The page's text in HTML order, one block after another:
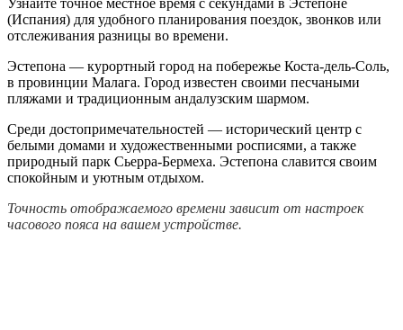
Узнайте точное местное время с секундами в Эстепоне
(Испания) для удобного планирования поездок, звонков или
отслеживания разницы во времени.
Эстепона — курортный город на побережье Коста-дель-Соль,
в провинции Малага. Город известен своими песчаными
пляжами и традиционным андалузским шармом.
Среди достопримечательностей — исторический центр с
белыми домами и художественными росписями, а также
природный парк Сьерра-Бермеха. Эстепона славится своим
спокойным и уютным отдыхом.
Точность отображаемого времени зависит от настроек
часового пояса на вашем устройстве.